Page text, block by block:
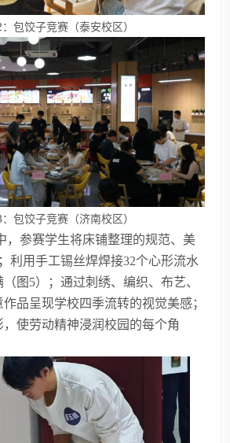
包饺子竞赛（泰安校区）
包饺子竞赛（济南校区）
，参赛学生将床铺整理的规范、美
利用手工锡丝焊焊接32个心形流水
图5）；通过刺绣、编织、布艺、
品呈现学校四季流转的视觉美感；
使劳动精神浸润校园的每个角